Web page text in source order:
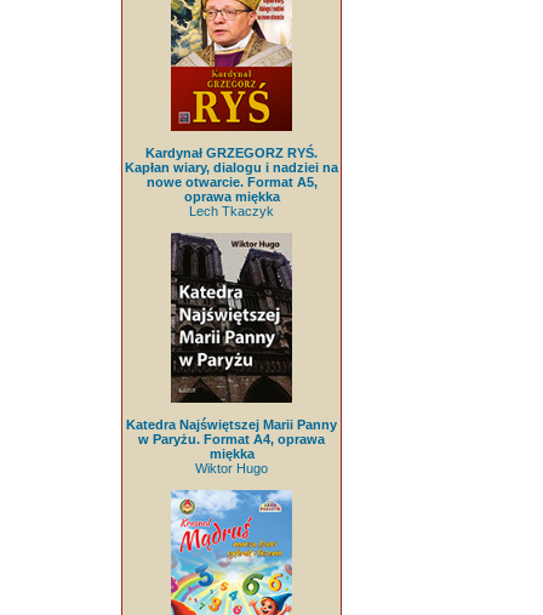
Kardynał GRZEGORZ RYŚ.
Kapłan wiary, dialogu i nadziei na
nowe otwarcie. Format A5,
oprawa miękka
Lech Tkaczyk
Katedra Najświętszej Marii Panny
w Paryżu. Format A4, oprawa
miękka
Wiktor Hugo